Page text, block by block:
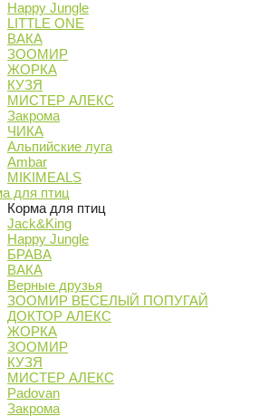
Happy Jungle
LITTLE ONE
ВАКА
ЗООМИР
ЖОРКА
КУЗЯ
МИСТЕР АЛЕКС
Закрома
ЧИКА
Альпийские луга
Ambar
MIKIMEALS
для птиц
Корма для птиц
Jack&King
Happy Jungle
БРАВА
ВАКА
Верные друзья
ЗООМИР ВЕСЕЛЫЙ ПОПУГАЙ
ДОКТОР АЛЕКС
ЖОРКА
ЗООМИР
КУЗЯ
МИСТЕР АЛЕКС
Padovan
Закрома